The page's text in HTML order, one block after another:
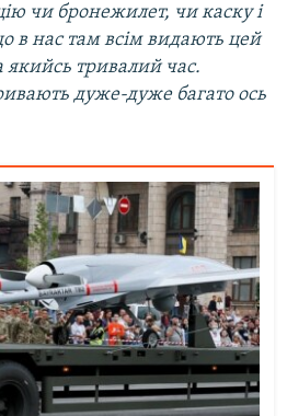
чи бронежилет, чи каску і
в нас там всім видають цей
тривалий час.
дуже-дуже багато ось